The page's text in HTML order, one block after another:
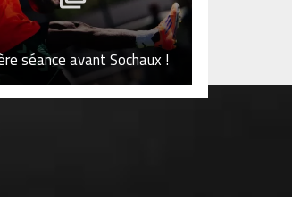
séance avant Sochaux !